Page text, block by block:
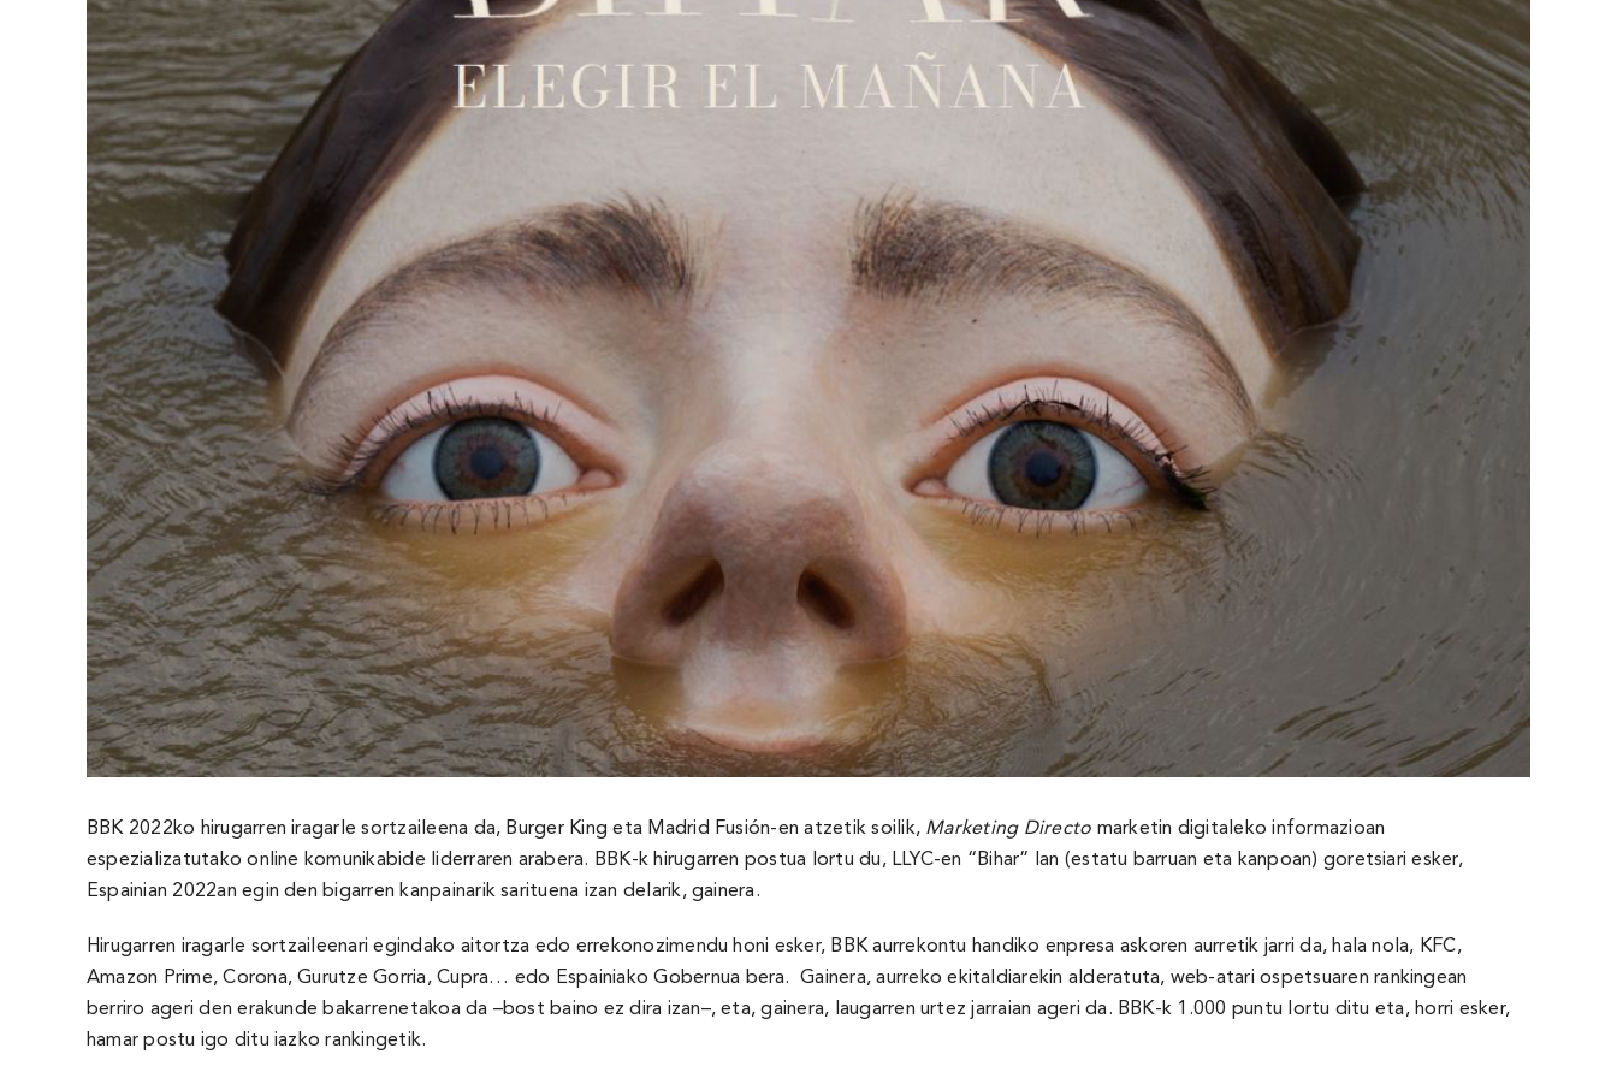
BBK 2022ko hirugarren iragarle sortzaileena da, Burger King eta Madrid Fusión-en atzetik soilik, Marketing Directo marketin digitaleko informazioan
espezializatutako online komunikabide liderraren arabera. BBK-k hirugarren postua lortu du, LLYC-en “Bihar” lan (estatu barruan eta kanpoan) goretsiari esker,
Espainian 2022an egin den bigarren kanpainarik sarituena izan delarik, gainera.
Hirugarren iragarle sortzaileenari egindako aitortza edo errekonozimendu honi esker, BBK aurrekontu handiko enpresa askoren aurretik jarri da, hala nola, KFC,
Amazon Prime, Corona, Gurutze Gorria, Cupra… edo Espainiako Gobernua bera. Gainera, aurreko ekitaldiarekin alderatuta, web-atari ospetsuaren rankingean
berriro ageri den erakunde bakarrenetakoa da –bost baino ez dira izan–, eta, gainera, laugarren urtez jarraian ageri da. BBK-k 1.000 puntu lortu ditu eta, horri esker,
hamar postu igo ditu iazko rankingetik.